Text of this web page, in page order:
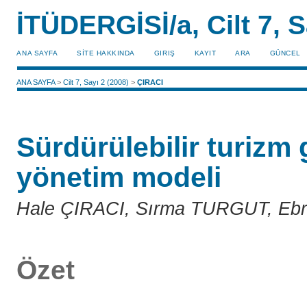
İTÜDERGİSİ/a, Cilt 7,
ANA SAYFA SİTE HAKKINDA GIRIŞ KAYIT ARA GÜNCEL
ANA SAYFA>Cilt 7, Sayı 2 (2008) >ÇIRACI
Sürdürülebilir turizm
yönetim modeli
Hale ÇIRACI, Sırma TURGUT,
Özet